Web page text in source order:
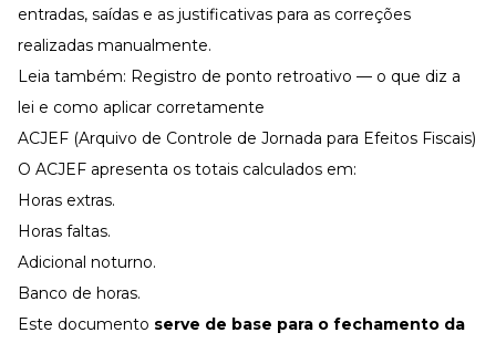
entradas, saídas e as justificativas para as correções
realizadas manualmente.
Leia também: Registro de ponto retroativo — o que diz a
lei e como aplicar corretamente
ACJEF (Arquivo de Controle de Jornada para Efeitos Fiscais)
O ACJEF apresenta os totais calculados em:
Horas extras.
Horas faltas.
Adicional noturno.
Banco de horas.
Este documento serve de base para o fechamento da